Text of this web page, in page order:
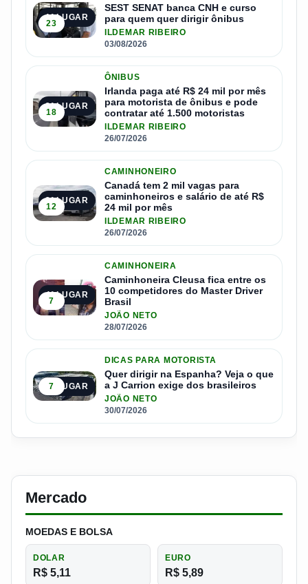
1º LUGAR
23
SEST SENAT banca CNH e curso
para quem quer dirigir ônibus
ILDEMAR RIBEIRO
03/08/2026
2º LUGAR
18
ÔNIBUS
Irlanda paga até R$ 24 mil por mês
para motorista de ônibus e pode
contratar até 1.500 motoristas
ILDEMAR RIBEIRO
26/07/2026
3º LUGAR
12
CAMINHONEIRO
Canadá tem 2 mil vagas para
caminhoneiros e salário de até R$
24 mil por mês
ILDEMAR RIBEIRO
26/07/2026
4º LUGAR
7
CAMINHONEIRA
Caminhoneira Cleusa fica entre os
10 competidores do Master Driver
Brasil
JOÃO NETO
28/07/2026
5º LUGAR
7
DICAS PARA MOTORISTA
Quer dirigir na Espanha? Veja o que
a J Carrion exige dos brasileiros
JOÃO NETO
30/07/2026
Mercado
MOEDAS E BOLSA
DOLAR
R$ 5,11
EURO
R$ 5,89